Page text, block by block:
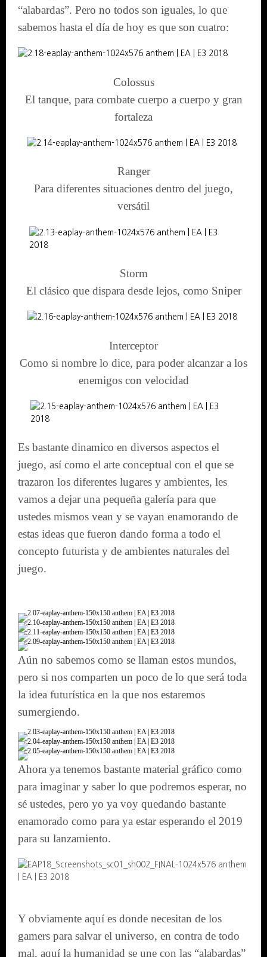
“alabardas”. Pero no todos son iguales, lo que
sabemos hasta el día de hoy es que son cuatro:
Colossus
El tanque, para combate cuerpo a cuerpo y gran
fortaleza
Ranger
Para diferentes situaciones dentro del juego,
versátil
Storm
El clásico que dispara desde lejos, como Sniper
Interceptor
Como si nombre lo dice, para poder alcanzar a los
enemigos con velocidad
Es bastante dinamico en diversos aspectos el
juego, así como el arte conceptual con el que se
trazaron los diferentes lugares y ambientes, les
vamos a dejar una pequeña galería para que
ustedes mismos vean y se vayan enamorando de
estas ideas que fueron dando forma a todo el
concepto futurista y de ambientes naturales del
juego.
Aún no sabemos como se llaman estos mundos,
pero si nos comparten un poco de lo que será toda
la idea futurística en la que nos estaremos
sumergiendo.
Ahora ya tenemos bastante material gráfico como
para imaginar y saber lo que podremos esperar, no
sé ustedes, pero yo ya voy quedando bastante
enamorado como para ya estar esperando el 2019
para su lanzamiento.
Y obviamente aquí es donde necesitan de los
gamers para salvar el universo, en contra de todo
mal, aquí la humanidad se une con las “alabardas”